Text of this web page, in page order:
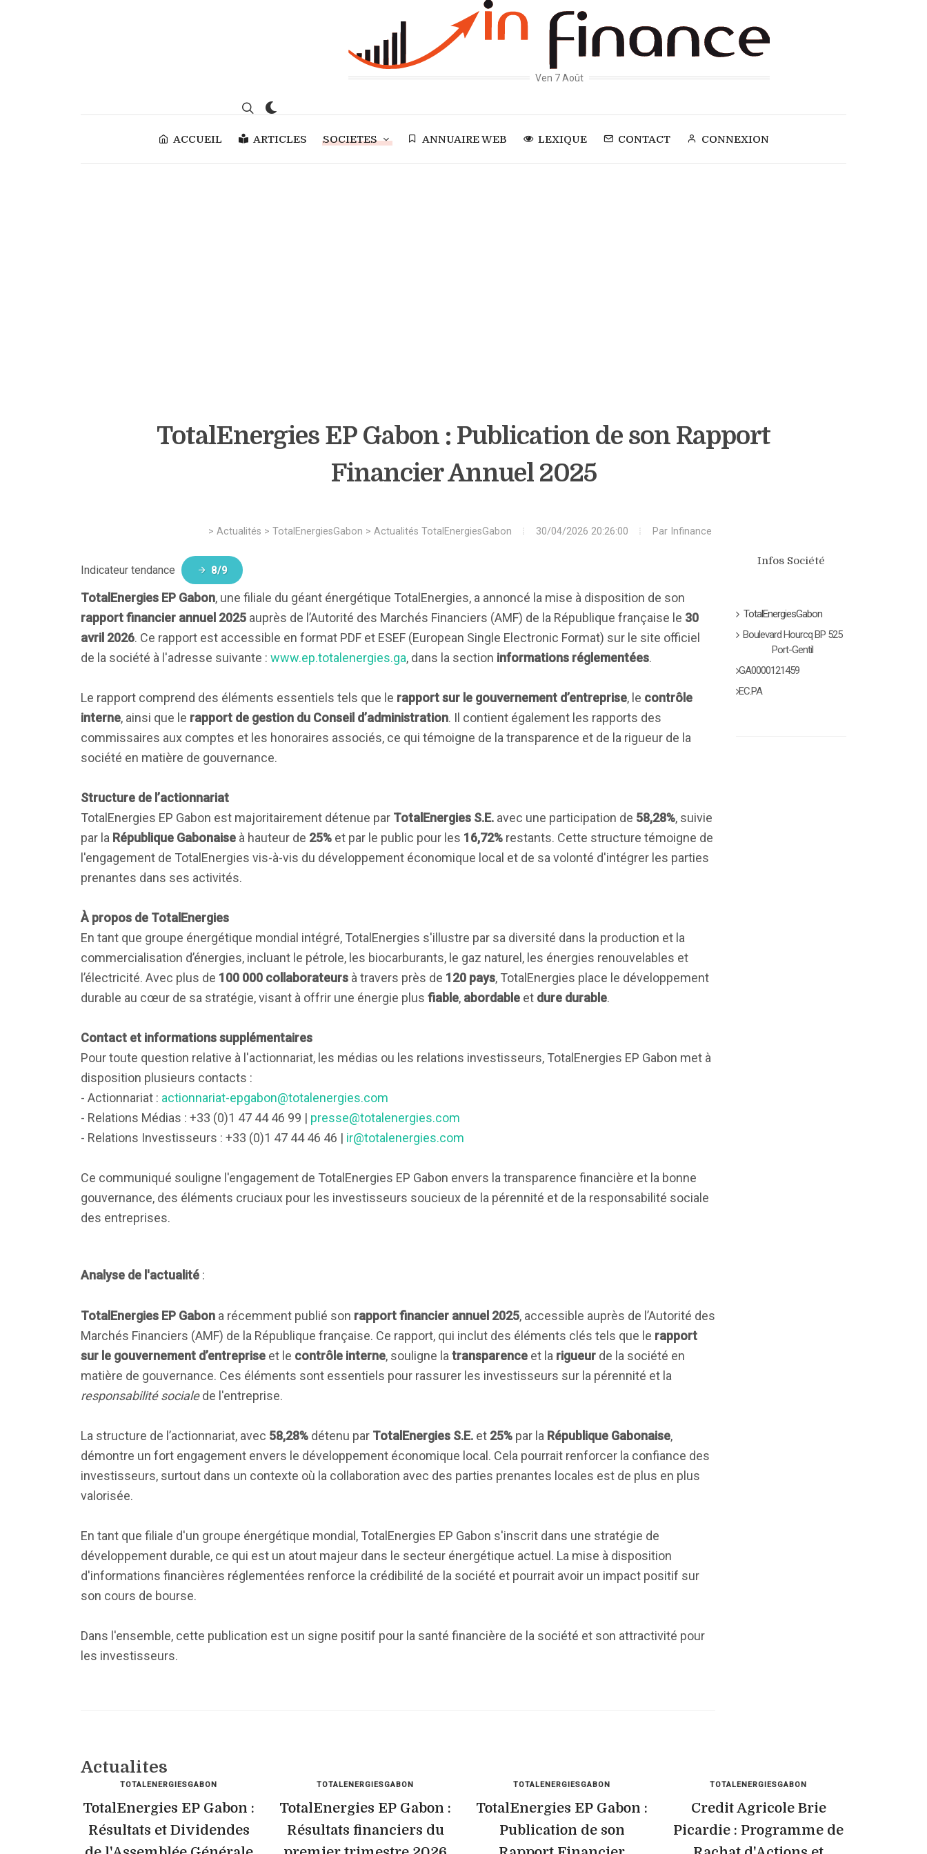
Ven 7 Août
ACCUEIL ARTICLES SOCIETES ANNUAIRE WEB LEXIQUE CONTACT CONNEXION
TotalEnergies EP Gabon : Publication de son Rapport
Financier Annuel 2025
> Actualités > TotalEnergiesGabon > Actualités TotalEnergiesGabon 30/04/2026 20:26:00 Par Infinance
Indicateur tendance 8/9
TotalEnergies EP Gabon, une filiale du géant énergétique TotalEnergies, a annoncé la mise à disposition de son
rapport financier annuel 2025 auprès de l’Autorité des Marchés Financiers (AMF) de la République française le 30
avril 2026. Ce rapport est accessible en format PDF et ESEF (European Single Electronic Format) sur le site officiel
de la société à l'adresse suivante : www.ep.totalenergies.ga, dans la section informations réglementées.
Le rapport comprend des éléments essentiels tels que le rapport sur le gouvernement d’entreprise, le contrôle
interne, ainsi que le rapport de gestion du Conseil d’administration. Il contient également les rapports des
commissaires aux comptes et les honoraires associés, ce qui témoigne de la transparence et de la rigueur de la
société en matière de gouvernance.
Structure de l’actionnariat
TotalEnergies EP Gabon est majoritairement détenue par TotalEnergies S.E. avec une participation de 58,28%, suivie
par la République Gabonaise à hauteur de 25% et par le public pour les 16,72% restants. Cette structure témoigne de
l'engagement de TotalEnergies vis-à-vis du développement économique local et de sa volonté d'intégrer les parties
prenantes dans ses activités.
À propos de TotalEnergies
En tant que groupe énergétique mondial intégré, TotalEnergies s'illustre par sa diversité dans la production et la
commercialisation d’énergies, incluant le pétrole, les biocarburants, le gaz naturel, les énergies renouvelables et
l’électricité. Avec plus de 100 000 collaborateurs à travers près de 120 pays, TotalEnergies place le développement
durable au cœur de sa stratégie, visant à offrir une énergie plus fiable, abordable et dure durable.
Contact et informations supplémentaires
Pour toute question relative à l'actionnariat, les médias ou les relations investisseurs, TotalEnergies EP Gabon met à
disposition plusieurs contacts :
- Actionnariat : actionnariat-epgabon@totalenergies.com
- Relations Médias : +33 (0)1 47 44 46 99 | presse@totalenergies.com
- Relations Investisseurs : +33 (0)1 47 44 46 46 | ir@totalenergies.com
Ce communiqué souligne l'engagement de TotalEnergies EP Gabon envers la transparence financière et la bonne
gouvernance, des éléments cruciaux pour les investisseurs soucieux de la pérennité et de la responsabilité sociale
des entreprises.
Analyse de l'actualité :
TotalEnergies EP Gabon a récemment publié son rapport financier annuel 2025, accessible auprès de l’Autorité des
Marchés Financiers (AMF) de la République française. Ce rapport, qui inclut des éléments clés tels que le rapport
sur le gouvernement d’entreprise et le contrôle interne, souligne la transparence et la rigueur de la société en
matière de gouvernance. Ces éléments sont essentiels pour rassurer les investisseurs sur la pérennité et la
responsabilité socialede l'entreprise.
La structure de l’actionnariat, avec 58,28% détenu par TotalEnergies S.E. et 25% par la République Gabonaise,
démontre un fort engagement envers le développement économique local. Cela pourrait renforcer la confiance des
investisseurs, surtout dans un contexte où la collaboration avec des parties prenantes locales est de plus en plus
valorisée.
En tant que filiale d'un groupe énergétique mondial, TotalEnergies EP Gabon s'inscrit dans une stratégie de
développement durable, ce qui est un atout majeur dans le secteur énergétique actuel. La mise à disposition
d'informations financières réglementées renforce la crédibilité de la société et pourrait avoir un impact positif sur
son cours de bourse.
Dans l'ensemble, cette publication est un signe positif pour la santé financière de la société et son attractivité pour
les investisseurs.
Infos Société
TotalEnergiesGabon
Boulevard Hourcq BP 525
Port-Gentil
GA0000121459
EC.PA
Actualites
TOTALENERGIESGABON
TotalEnergies EP Gabon :
Résultats et Dividendes
TOTALENERGIESGABON
TotalEnergies EP Gabon :
Résultats financiers du
TOTALENERGIESGABON
TotalEnergies EP Gabon :
Publication de son
TOTALENERGIESGABON
Credit Agricole Brie
Picardie : Programme de